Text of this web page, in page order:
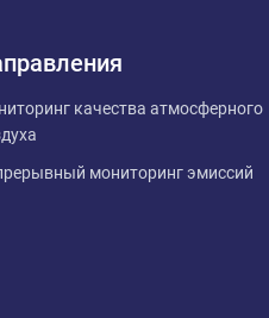
качества атмосферного
мониторинг эмиссий